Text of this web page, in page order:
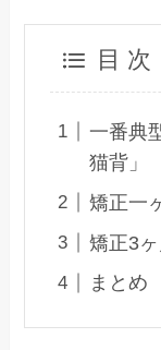
目 次
一番典
猫背」
矯正一
矯正3
まとめ